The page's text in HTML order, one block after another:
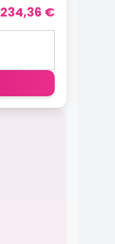
234,36 €